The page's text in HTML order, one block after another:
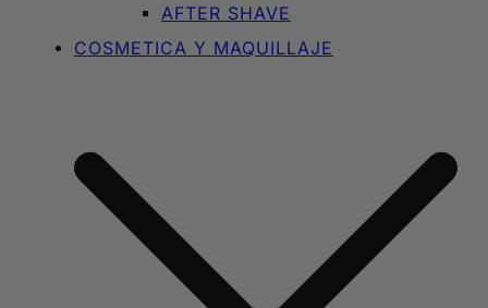
AFTER SHAVE
COSMETICA Y MAQUILLAJE